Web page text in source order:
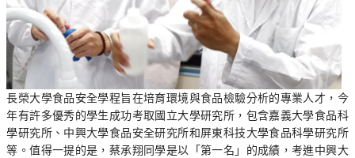
長榮大學食品安全學程旨在培育環境與食品檢驗分析的專業人才，今
年有許多優秀的學生成功考取國立大學研究所，包含嘉義大學食品科
學研究所、中興大學食品安全研究所和屏東科技大學食品科學研究所
等。值得一提的是，蔡承翔同學是以「第一名」的成績，考進中興大